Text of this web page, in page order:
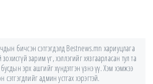
бичсэн сэтгэгдэлд Bestnews.mn хариуцлага
зарим үг, хэллэгийг хязгаарласан тул та
эрх ашгийг хүндэтгэн үзнэ үү. Хэм хэмжээ
сэтгэгдлийг админ устгах хэрэгтэй.